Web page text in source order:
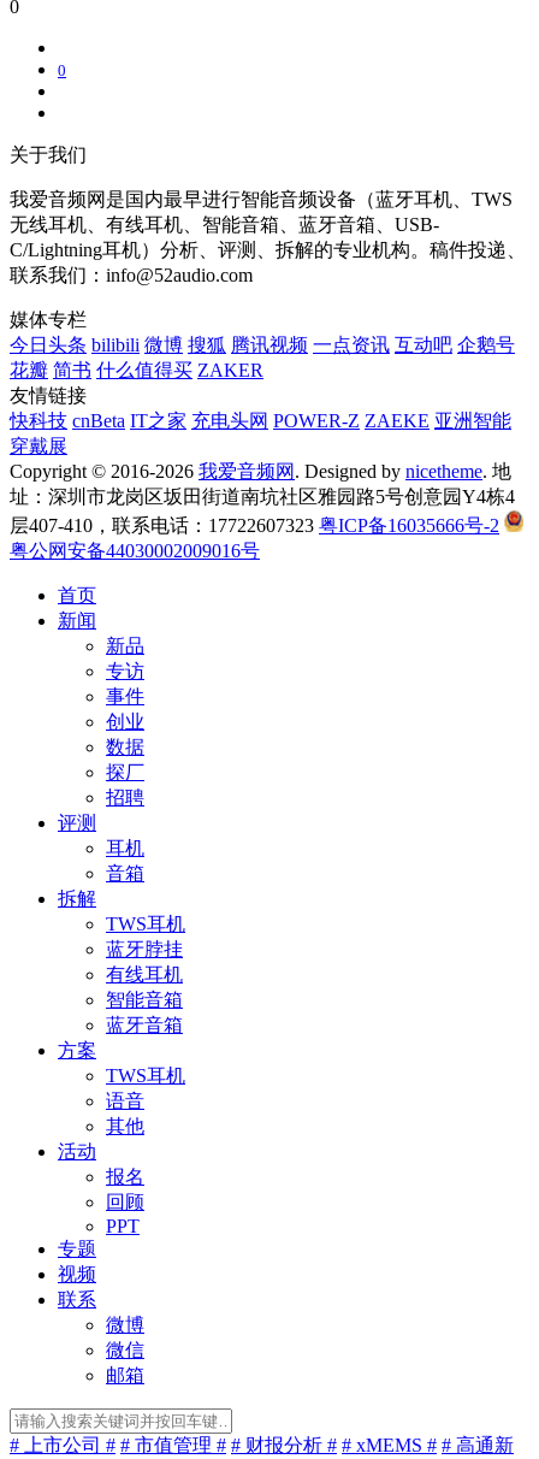
0
0
关于我们
我爱音频网是国内最早进行智能音频设备（蓝牙耳机、TWS
无线耳机、有线耳机、智能音箱、蓝牙音箱、USB-
C/Lightning耳机）分析、评测、拆解的专业机构。稿件投递、
联系我们：info@52audio.com
媒体专栏
今日头条 bilibili 微博 搜狐 腾讯视频 一点资讯 互动吧 企鹅号
花瓣 简书 什么值得买 ZAKER
友情链接
快科技 cnBeta IT之家 充电头网 POWER-Z ZAEKE 亚洲智能
穿戴展
Copyright © 2016-2026 我爱音频网 . Designed by nicetheme. 地
址：深圳市龙岗区坂田街道南坑社区雅园路5号创意园Y4栋4
层407-410，联系电话：17722607323 粤ICP备16035666号-2
粤公网安备44030002009016号
首页
新闻
新品
专访
事件
创业
数据
探厂
招聘
评测
耳机
音箱
拆解
TWS耳机
蓝牙脖挂
有线耳机
智能音箱
蓝牙音箱
方案
TWS耳机
语音
其他
活动
报名
回顾
PPT
专题
视频
联系
微博
微信
邮箱
# 上市公司 # # 市值管理 # # 财报分析 # # xMEMS # # 高通新